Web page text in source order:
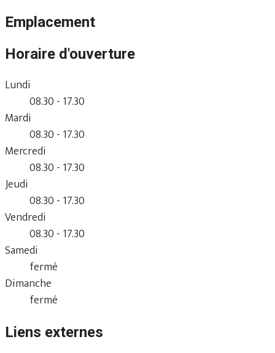
Emplacement
Horaire d'ouverture
Lundi
08.30 - 17.30
Mardi
08.30 - 17.30
Mercredi
08.30 - 17.30
Jeudi
08.30 - 17.30
Vendredi
08.30 - 17.30
Samedi
fermé
Dimanche
fermé
Liens externes